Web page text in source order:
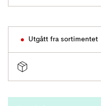
Utgått fra sortimentet